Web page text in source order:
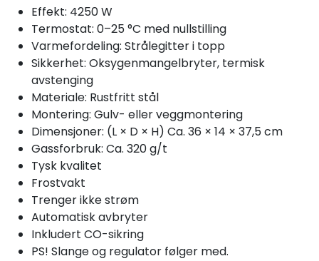
Effekt: 4250 W
Termostat: 0–25 °C med nullstilling
Varmefordeling: Strålegitter i topp
Sikkerhet: Oksygenmangelbryter, termisk
avstenging
Materiale: Rustfritt stål
Montering: Gulv- eller veggmontering
Dimensjoner: (L × D × H) Ca. 36 × 14 × 37,5 cm
Gassforbruk: Ca. 320 g/t
Tysk kvalitet
Frostvakt
Trenger ikke strøm
Automatisk avbryter
Inkludert CO-sikring
PS! Slange og regulator følger med.